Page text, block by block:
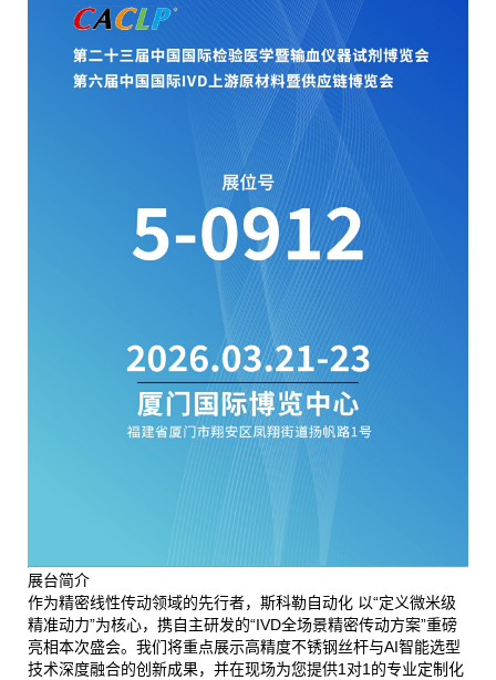
展台简介
作为精密线性传动领域的先行者， 斯科勒自动化 以“定义微米级
精准动力”为核心，携自主研发的“IVD全场景精密传动方案”重磅
亮相本次盛会。我们将重点展示高精度不锈钢丝杆与AI智能选型
技术深度融合的创新成果，并在现场为您提供1对1的专业定制化